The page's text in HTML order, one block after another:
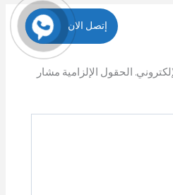
الحقول الإلزامية مشار
إتصل الان